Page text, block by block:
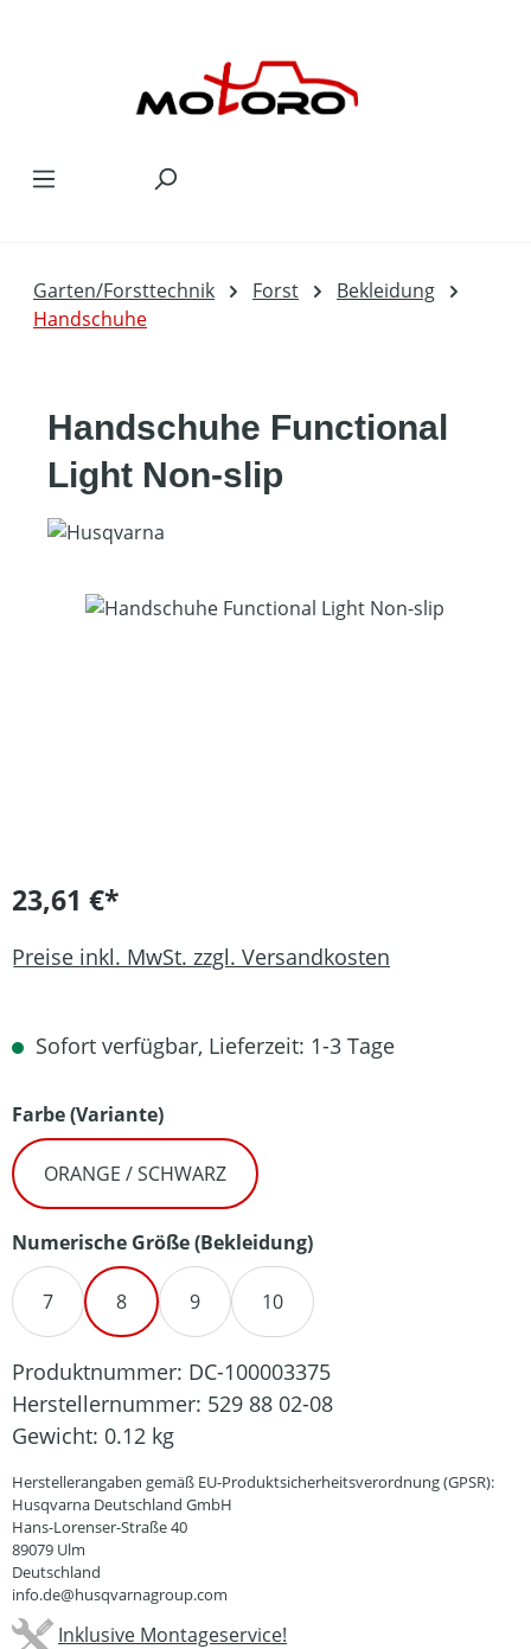
Garten/Forsttechnik Forst
Bekleidung
Handschuhe
Handschuhe Functional
Light Non-slip
Bildergalerie überspringen
23,61 €*
Preise inkl. MwSt. zzgl. Versandkosten
Sofort verfügbar, Lieferzeit: 1-3 Tage
Farbe (Variante)auswählen
ORANGE / SCHWARZ
Numerische Größe (Bekleidung)auswählen
7 8 9 10
Produktnummer: DC-100003375
Herstellernummer: 529 88 02-08
Gewicht: 0.12 kg
Herstellerangaben gemäß EU-Produktsicherheitsverordnung (GPSR):
Husqvarna Deutschland GmbH
Hans-Lorenser-Straße 40
89079 Ulm
Deutschland
info.de@husqvarnagroup.com
Inklusive Montageservice!